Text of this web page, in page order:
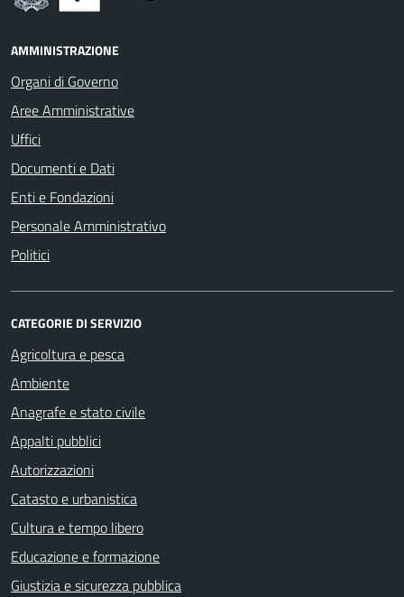
AMMINISTRAZIONE
Organi di Governo
Aree Amministrative
Uffici
Documenti e Dati
Enti e Fondazioni
Personale Amministrativo
Politici
CATEGORIE DI SERVIZIO
Agricoltura e pesca
Ambiente
Anagrafe e stato civile
Appalti pubblici
Autorizzazioni
Catasto e urbanistica
Cultura e tempo libero
Educazione e formazione
Giustizia e sicurezza pubblica